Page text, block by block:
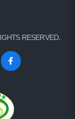
RESERVED.